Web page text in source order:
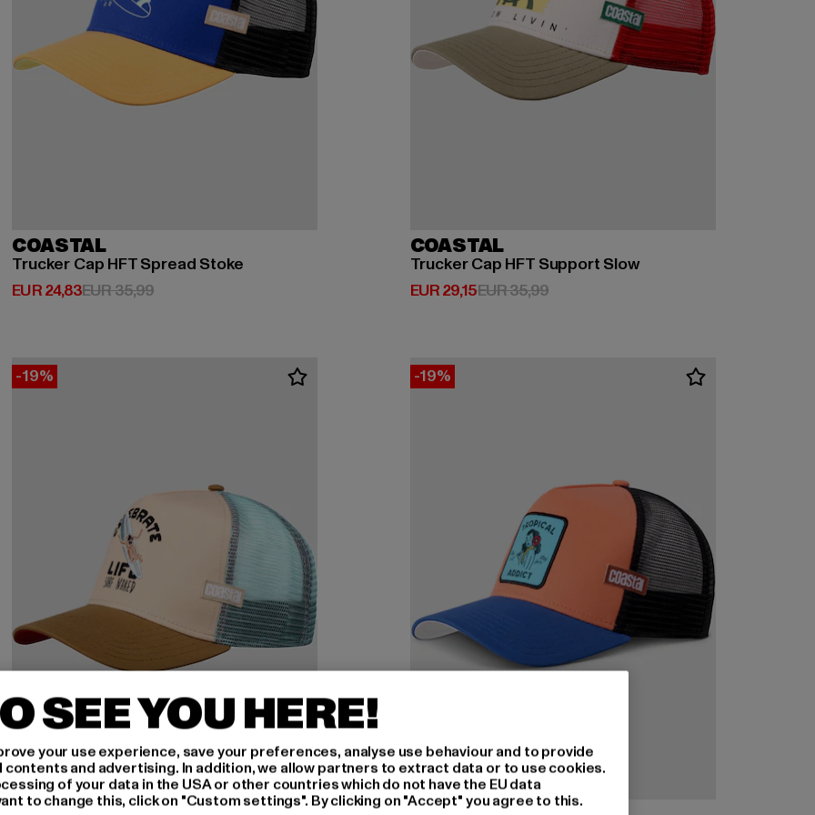
COASTAL
Trucker Cap HFT Spread Stoke
EUR 24,83
Derzeitiger Preis: EUR 24,83
EUR 35,99Aktionspreis: EUR 35,99
COASTAL
Trucker Cap HFT Support Slow
EUR 29,15
Derzeitiger Preis: EUR 29,15
EUR 35,99Aktionspreis: EUR 35,99
-19% -19%
SEE YOU HERE!
your use experience, save your preferences, analyse use behaviour and to provide
and advertising. In addition, we allow partners to extract data or to use cookies.
of your data in the USA or other countries which do not have the EU data
to change this, click on "Custom settings". By clicking on "Accept" you agree to this.